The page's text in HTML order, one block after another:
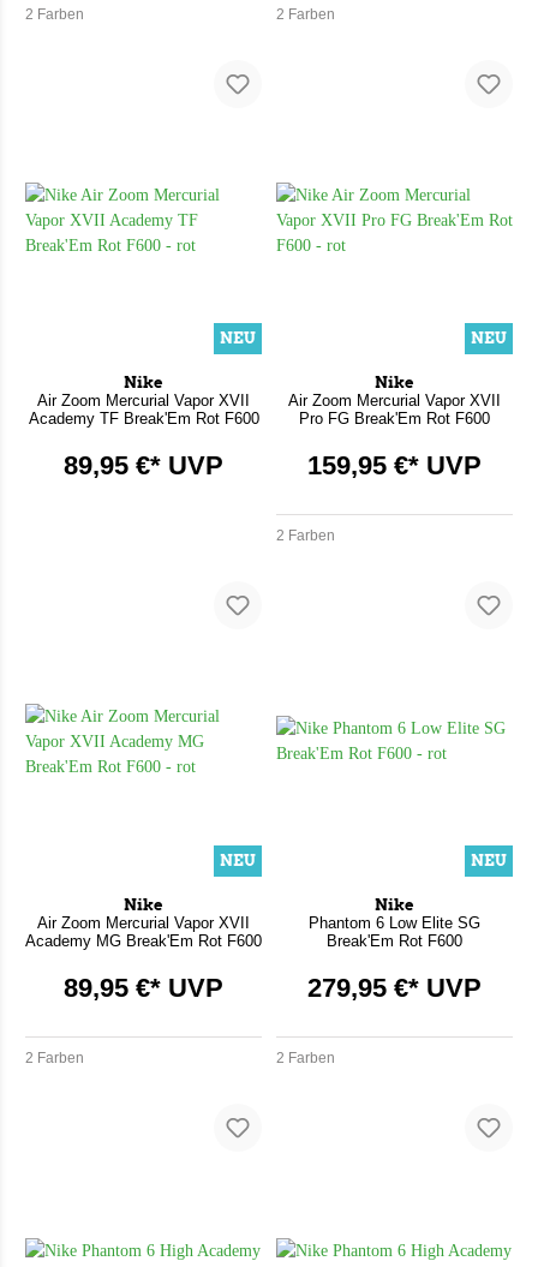
2 Farben 2 Farben
NEU
Nike
Air Zoom Mercurial Vapor XVII
Academy TF Break'Em Rot F600
89,95 €* UVP
NEU
Nike
Air Zoom Mercurial Vapor XVII
Pro FG Break'Em Rot F600
159,95 €* UVP
2 Farben
NEU
Nike
Air Zoom Mercurial Vapor XVII
Academy MG Break'Em Rot F600
89,95 €* UVP
2 Farben
NEU
Nike
Phantom 6 Low Elite SG
Break'Em Rot F600
279,95 €* UVP
2 Farben